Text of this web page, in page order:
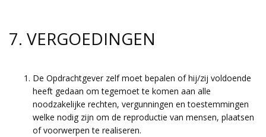
7. VERGOEDINGEN
De Opdrachtgever zelf moet bepalen of hij/zij voldoende
heeft gedaan om tegemoet te komen aan alle
noodzakelijke rechten, vergunningen en toestemmingen
welke nodig zijn om de reproductie van mensen, plaatsen
of voorwerpen te realiseren.